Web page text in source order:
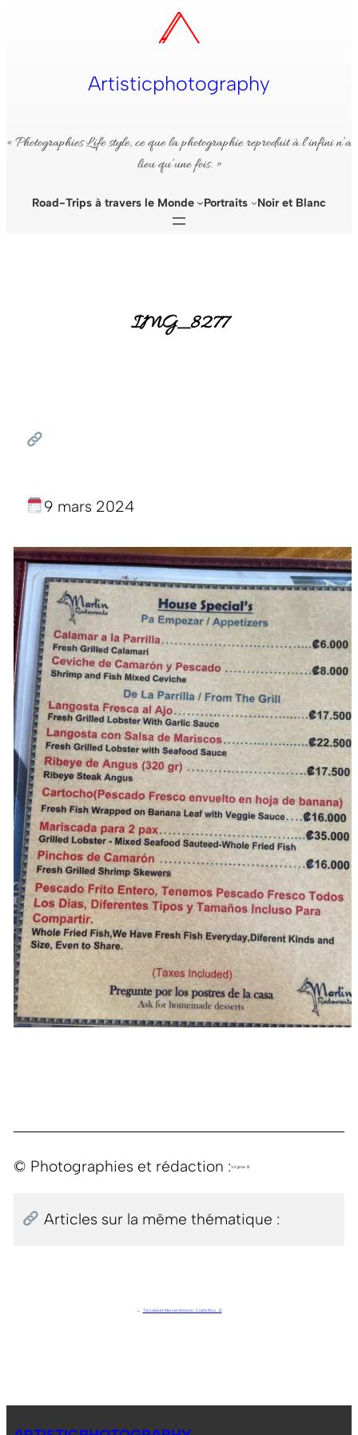
Artisticphotography
« Photographies Life style, ce que la photographie reproduit à l’infini n’a
lieu qu’une fois. »
Road-Trips à travers le Monde Portraits Noir et Blanc
IMG_8277
9 mars 2024
© Photographies et rédaction :Virginie B.
Articles sur la même thématique :
← Tarcoles et Manuel Antonio . Costa Rica . J2